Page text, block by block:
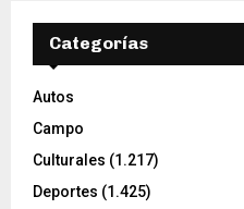
Categorías
Autos
Campo
Culturales (1.217)
Deportes (1.425)